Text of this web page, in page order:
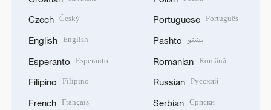
Czech Český
English English
Esperanto Esperanto
Filipino Filipino
French Français
Portuguese Português
Pashto پښتو
Romanian Română
Russian Русский
Serbian Српски